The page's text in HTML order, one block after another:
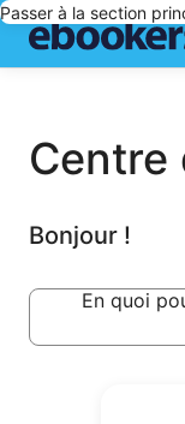
Passer à la section
Centre
Bonjour !
En quoi